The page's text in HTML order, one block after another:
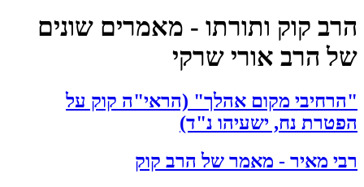
הרב קוק ותורתו - מאמרים שונים
של הרב אורי שרקי
"הרחיבי מקום אהלך" (הראי"ה קוק על
הפטרת נח, ישעיהו נ"ד)
רבי מאיר - מאמר של הרב קוק